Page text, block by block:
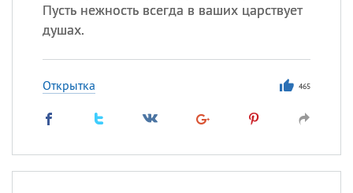
Пусть нежность всегда в ваших царствует
душах.
Открытка 465